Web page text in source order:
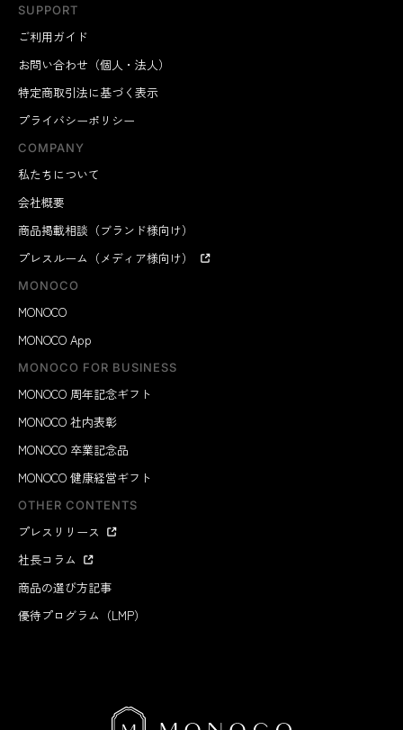
SUPPORT
ご利用ガイド
お問い合わせ（個人・法人）
特定商取引法に基づく表示
プライバシーポリシー
COMPANY
私たちについて
会社概要
商品掲載相談（ブランド様向け）
プレスルーム（メディア様向け）
MONOCO
MONOCO
MONOCO App
MONOCO FOR BUSINESS
MONOCO 周年記念ギフト
MONOCO 社内表彰
MONOCO 卒業記念品
MONOCO 健康経営ギフト
OTHER CONTENTS
プレスリリース
社長コラム
商品の選び方記事
優待プログラム（LMP）